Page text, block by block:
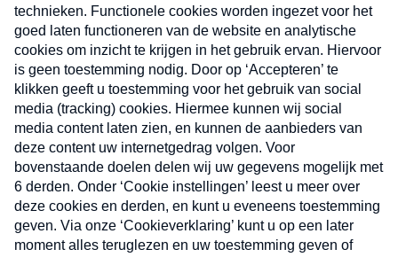
Verzend
Nieuwsbrief
Neem hier een gratis abonnement op onze